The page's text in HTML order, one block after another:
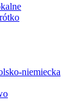
niemiecka